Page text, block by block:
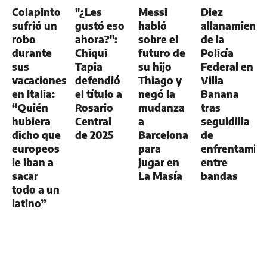
Colapinto
sufrió un
robo
durante
sus
vacaciones
en Italia:
“Quién
hubiera
dicho que
europeos
le iban a
sacar
todo a un
latino”
"¿Les
gustó eso
ahora?":
Chiqui
Tapia
defendió
el título a
Rosario
Central
de 2025
Messi
habló
sobre el
futuro de
su hijo
Thiago y
negó la
mudanza
a
Barcelona
para
jugar en
La Masía
Diez
de la
Policía
Federal en
Villa
Banana
tras
seguidilla
de
entre
bandas